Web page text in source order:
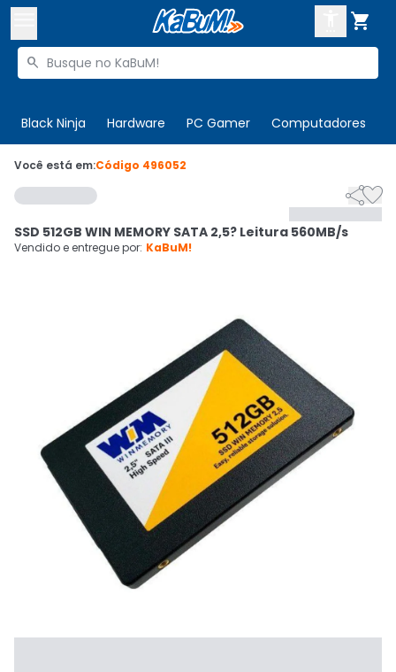

Buscar produtos

Black Ninja Hardware PC Gamer Computadores
 Olá. Acesse sua conta
 Departamentos
Cupons
CADASTRE-SE
Você está em:Código 496052

SSD 512GB WIN MEMORY SATA 2,5? Leitura 560MB/s
Vendido e entregue por: KaBuM!